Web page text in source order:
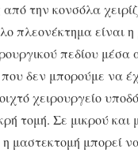
την κονσόλα
πλεονέκτημα είναι η
πεδίου μέσα
που δεν μπορούμε να
χειρουργείο
τομή. Σε μικρού και
μαστεκτομή μπορεί